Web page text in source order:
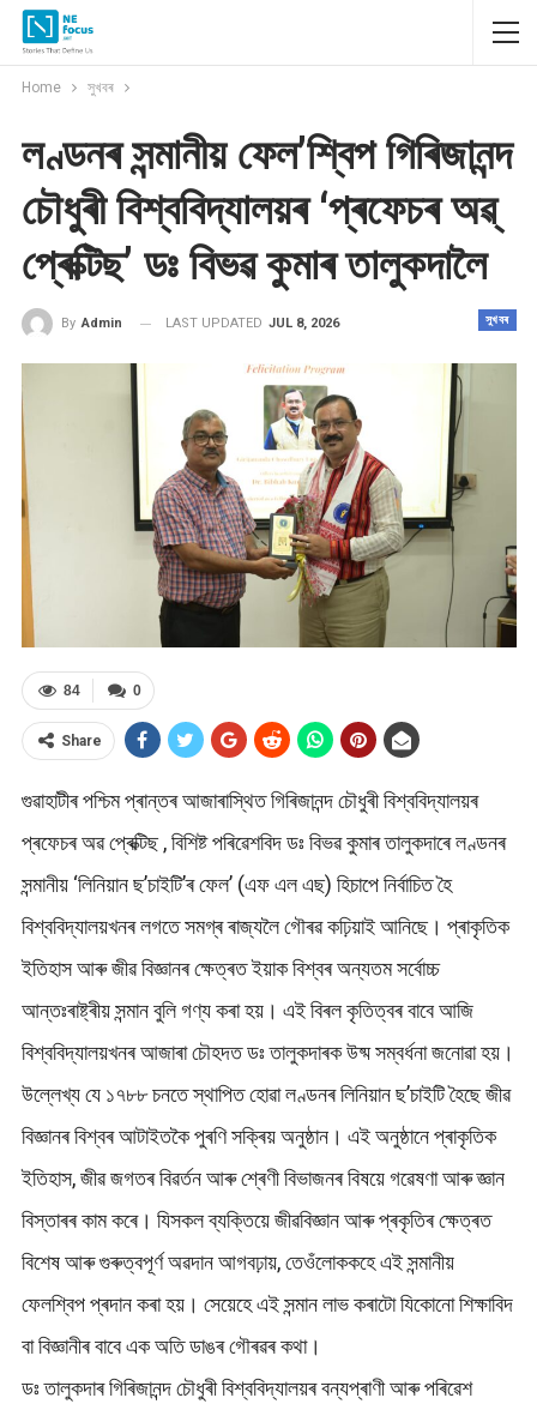
Home সুখবৰ
লণ্ডনৰ সন্মানীয় ফেল’শ্বিপ গিৰিজানন্দ
চৌধুৰী বিশ্ববিদ্যালয়ৰ ‘প্ৰফেচৰ অৱ্
প্ৰেক্টিছ’ ডঃ বিভৱ কুমাৰ তালুকদালৈ
সুখবৰ
By Admin LAST UPDATED JUL 8, 2026
0
84
Share
গুৱাহাটীৰ পশ্চিম প্ৰান্তৰ আজাৰাস্থিত গিৰিজানন্দ চৌধুৰী বিশ্ববিদ্যালয়ৰ
প্ৰফেচৰ অৱ প্ৰেক্টিছ , বিশিষ্ট পৰিৱেশবিদ ডঃ বিভৱ কুমাৰ তালুকদাৰে লণ্ডনৰ
সন্মানীয় ‘লিনিয়ান ছ’চাইটি’ৰ ফেল’ (এফ এল এছ) হিচাপে নিৰ্বাচিত হৈ
বিশ্ববিদ্যালয়খনৰ লগতে সমগ্ৰ ৰাজ্যলৈ গৌৰৱ কঢ়িয়াই আনিছে। প্ৰাকৃতিক
ইতিহাস আৰু জীৱ বিজ্ঞানৰ ক্ষেত্ৰত ইয়াক বিশ্বৰ অন্যতম সৰ্বোচ্চ
আন্তঃৰাষ্ট্ৰীয় সন্মান বুলি গণ্য কৰা হয়। এই বিৰল কৃতিত্বৰ বাবে আজি
বিশ্ববিদ্যালয়খনৰ আজাৰা চৌহদত ডঃ তালুকদাৰক উষ্ম সম্বৰ্ধনা জনোৱা হয়।
উল্লেখ্য যে ১৭৮৮ চনতে স্থাপিত হোৱা লণ্ডনৰ লিনিয়ান ছ’চাইটি হৈছে জীৱ
বিজ্ঞানৰ বিশ্বৰ আটাইতকৈ পুৰণি সক্ৰিয় অনুষ্ঠান। এই অনুষ্ঠানে প্ৰাকৃতিক
ইতিহাস, জীৱ জগতৰ বিৱৰ্তন আৰু শ্ৰেণী বিভাজনৰ বিষয়ে গৱেষণা আৰু জ্ঞান
বিস্তাৰৰ কাম কৰে। যিসকল ব্যক্তিয়ে জীৱবিজ্ঞান আৰু প্ৰকৃতিৰ ক্ষেত্ৰত
বিশেষ আৰু গুৰুত্বপূৰ্ণ অৱদান আগবঢ়ায়, তেওঁলোককহে এই সন্মানীয়
ফেলশ্বিপ প্ৰদান কৰা হয়। সেয়েহে এই সন্মান লাভ কৰাটো যিকোনো শিক্ষাবিদ
বা বিজ্ঞানীৰ বাবে এক অতি ডাঙৰ গৌৰৱৰ কথা।
ডঃ তালুকদাৰ গিৰিজানন্দ চৌধুৰী বিশ্ববিদ্যালয়ৰ বন্যপ্ৰাণী আৰু পৰিৱেশ